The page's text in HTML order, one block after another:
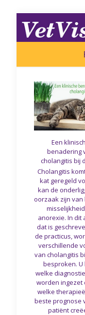
Een
benadering
cholangitis bij
Cholangitis
kat geregeld
kan de
oorzaak zijn van
anorexie. In dit
dat is
de practicus,
verschillende
van cholangitis
besproken. U
welke
worden ingezet
welke
beste prognose
patiënt